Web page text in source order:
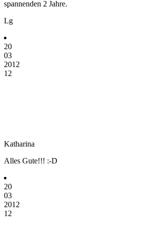
spannenden 2 Jahre.
Lg
20
03
2012
12
Katharina
Alles Gute!!! :-D
20
03
2012
12